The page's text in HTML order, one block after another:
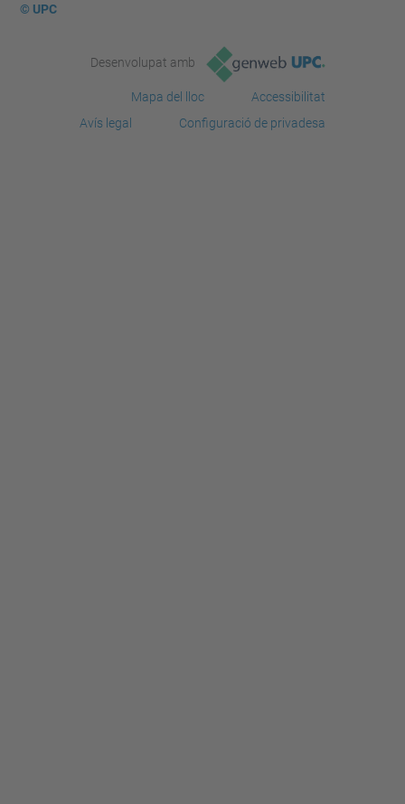
© UPC
Desenvolupat amb
Mapa del lloc
Accessibilitat
Avís legal
Configuració de privadesa